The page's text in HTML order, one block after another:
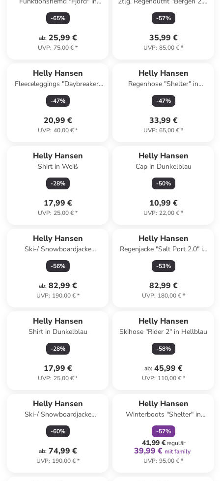
Schwarz/ Weiß
-65%
ab: 25,99 €
UVP: 75,00 €*
in Rosa
-57%
35,99 €
UVP: 85,00 €*
Helly Hansen
Fleeceleggings "Daybreaker"
in Schwarz
-47%
20,99 €
UVP: 40,00 €*
Helly Hansen
Regenhose "Shelter" in
Schwarz
-47%
33,99 €
UVP: 65,00 €*
Helly Hansen
Shirt in Weiß
-28%
17,99 €
UVP: 25,00 €*
Helly Hansen
Cap in Dunkelblau
-50%
10,99 €
UVP: 22,00 €*
Helly Hansen
Ski-/ Snowboardjacke
"Summit 2.0" in Khaki/ Grau
-56%
ab: 82,99 €
UVP: 190,00 €*
Helly Hansen
Regenjacke "Salt Port 2.0" in
Dunkelblau/ Rot
-53%
82,99 €
UVP: 180,00 €*
Helly Hansen
Shirt in Dunkelblau
-28%
17,99 €
UVP: 25,00 €*
Helly Hansen
Skihose "Rider 2" in Hellblau
-58%
ab: 45,99 €
UVP: 110,00 €*
Helly Hansen
Ski-/ Snowboardjacke
"Stellar" in Rosa/ Lila/
Hellblau
-60%
ab: 74,99 €
UVP: 190,00 €*
Helly Hansen
Winterboots "Shelter" in
Dunkelblau
-57%
41,99 €regulär
39,99 € mit family
UVP: 95,00 €*